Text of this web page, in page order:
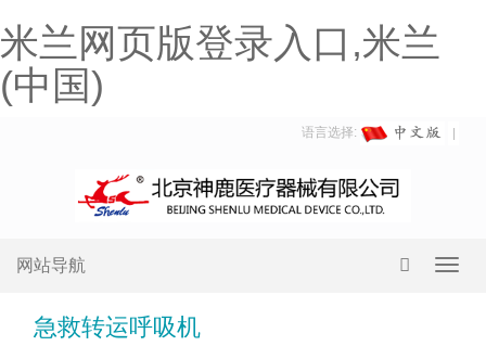
米兰网页版登录入口,米兰
(中国)
语言选择:
网站导航
急救转运呼吸机